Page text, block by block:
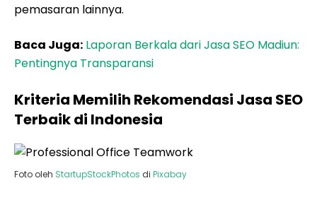
pemasaran lainnya.
Baca Juga: Laporan Berkala dari Jasa SEO Madiun:
Pentingnya Transparansi
Kriteria Memilih Rekomendasi Jasa SEO
Terbaik di Indonesia
Foto oleh StartupStockPhotos di Pixabay